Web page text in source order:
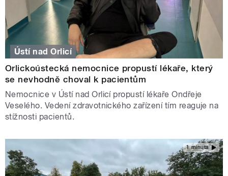
Ústí nad Orlicí
Orlickoústecká nemocnice propustí lékaře, který
se nevhodně choval k pacientům
Nemocnice v Ústí nad Orlicí propustí lékaře Ondřeje
Veselého. Vedení zdravotnického zařízení tím reaguje na
stížnosti pacientů.
1 minuta